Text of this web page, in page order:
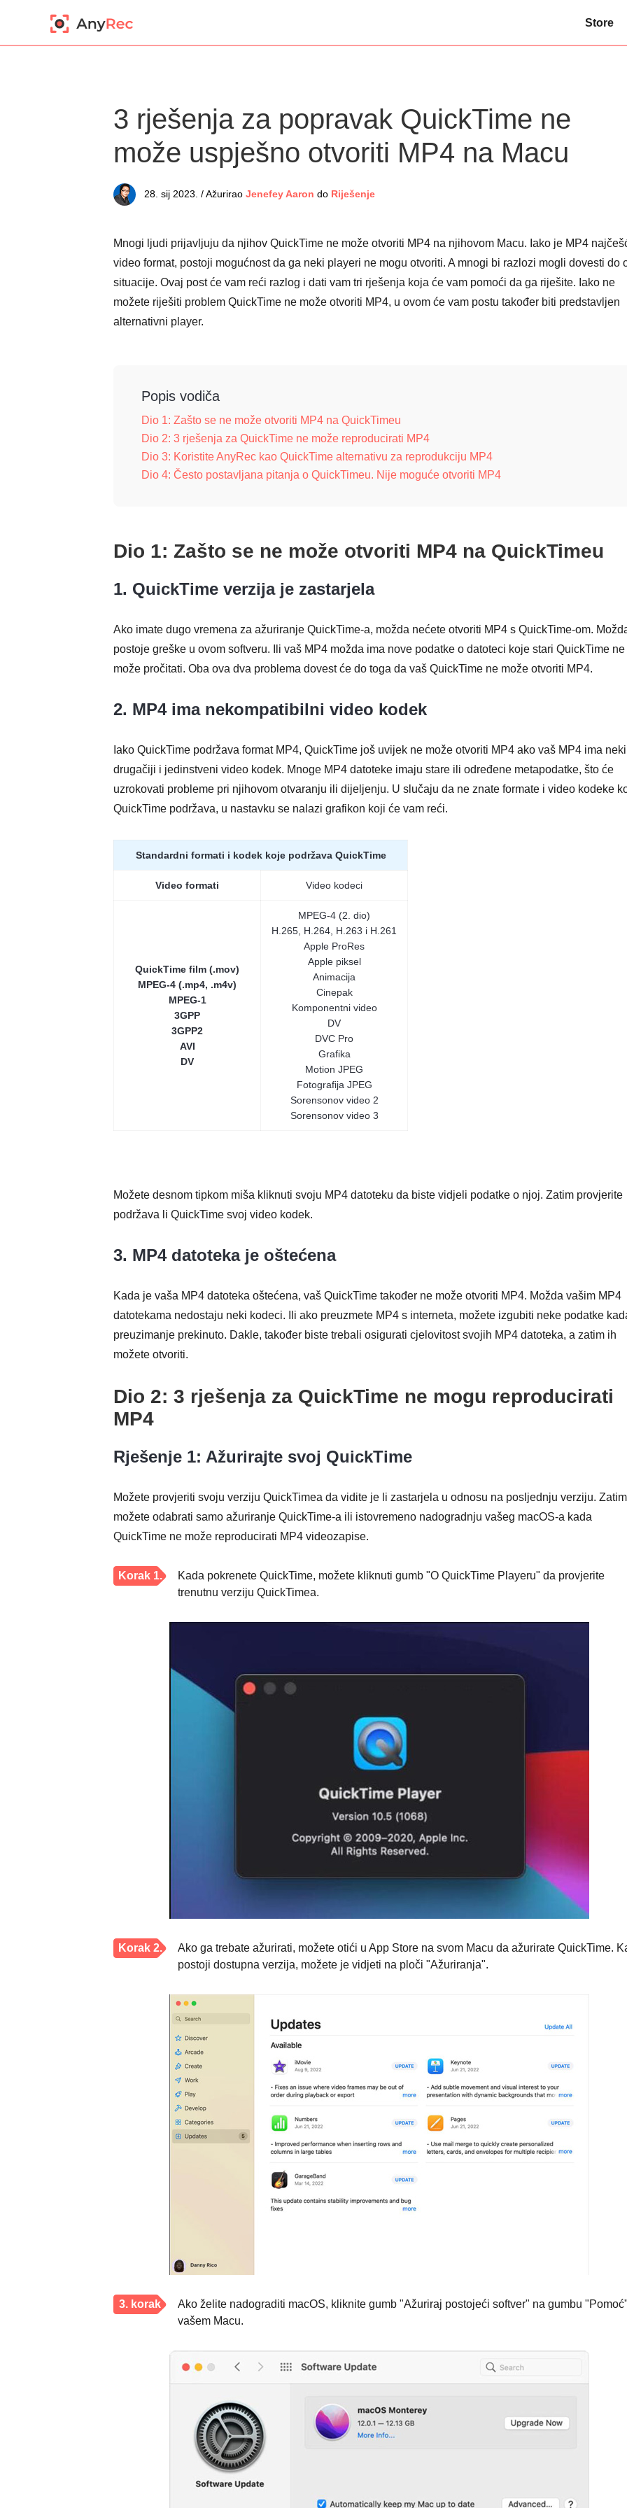
Store
3 rješenja za popravak QuickTime ne
može uspješno otvoriti MP4 na Macu
28. sij 2023. / Ažurirao Jenefey Aaron do Riješenje
Mnogi ljudi prijavljuju da njihov QuickTime ne može otvoriti MP4 na njihovom Macu. Iako je MP4
video format, postoji mogućnost da ga neki playeri ne mogu otvoriti. A mnogi bi razlozi mogli dovesti do
situacije. Ovaj post će vam reći razlog i dati vam tri rješenja koja će vam pomoći da ga riješite. Iako ne
možete riješiti problem QuickTime ne može otvoriti MP4, u ovom će vam postu također biti predstavljen
alternativni player.
Popis vodiča
Dio 1: Zašto se ne može otvoriti MP4 na QuickTimeu
Dio 2: 3 rješenja za QuickTime ne može reproducirati MP4
Dio 3: Koristite AnyRec kao QuickTime alternativu za reprodukciju MP4
Dio 4: Često postavljana pitanja o QuickTimeu. Nije moguće otvoriti MP4
Dio 1: Zašto se ne može otvoriti MP4 na QuickTimeu
1. QuickTime verzija je zastarjela
Ako imate dugo vremena za ažuriranje QuickTime-a, možda nećete otvoriti MP4 s QuickTime-om.
postoje greške u ovom softveru. Ili vaš MP4 možda ima nove podatke o datoteci koje stari QuickTime ne
može pročitati. Oba ova dva problema dovest će do toga da vaš QuickTime ne može otvoriti MP4.
2. MP4 ima nekompatibilni video kodek
Iako QuickTime podržava format MP4, QuickTime još uvijek ne može otvoriti MP4 ako vaš MP4 ima neki
drugačiji i jedinstveni video kodek. Mnoge MP4 datoteke imaju stare ili određene metapodatke, što će
uzrokovati probleme pri njihovom otvaranju ili dijeljenju. U slučaju da ne znate formate i video kodeke
QuickTime podržava, u nastavku se nalazi grafikon koji će vam reći.
Standardni formati i kodek koje podržava QuickTime
Video formati Video kodeci
QuickTime film (.mov)
MPEG-4 (.mp4, .m4v)
MPEG-1
3GPP
3GPP2
AVI
DV
MPEG-4 (2. dio)
H.265, H.264, H.263 i H.261
Apple ProRes
Apple piksel
Animacija
Cinepak
Komponentni video
DV
DVC Pro
Grafika
Motion JPEG
Fotografija JPEG
Sorensonov video 2
Sorensonov video 3
Možete desnom tipkom miša kliknuti svoju MP4 datoteku da biste vidjeli podatke o njoj. Zatim provjerite
podržava li QuickTime svoj video kodek.
3. MP4 datoteka je oštećena
Kada je vaša MP4 datoteka oštećena, vaš QuickTime također ne može otvoriti MP4. Možda vašim MP4
datotekama nedostaju neki kodeci. Ili ako preuzmete MP4 s interneta, možete izgubiti neke podatke
preuzimanje prekinuto. Dakle, također biste trebali osigurati cjelovitost svojih MP4 datoteka, a zatim ih
možete otvoriti.
Dio 2: 3 rješenja za QuickTime ne mogu reproducirati
MP4
Rješenje 1: Ažurirajte svoj QuickTime
Možete provjeriti svoju verziju QuickTimea da vidite je li zastarjela u odnosu na posljednju verziju. Zatim
možete odabrati samo ažuriranje QuickTime-a ili istovremeno nadogradnju vašeg macOS-a kada
QuickTime ne može reproducirati MP4 videozapise.
Korak 1.
Kada pokrenete QuickTime, možete kliknuti gumb "O QuickTime Playeru" da provjerite
trenutnu verziju QuickTimea.
Korak 2.
Ako ga trebate ažurirati, možete otići u App Store na svom Macu da ažurirate QuickTime.
postoji dostupna verzija, možete je vidjeti na ploči "Ažuriranja".
3. korak
Ako želite nadograditi macOS, kliknite gumb "Ažuriraj postojeći softver" na gumbu
vašem Macu.